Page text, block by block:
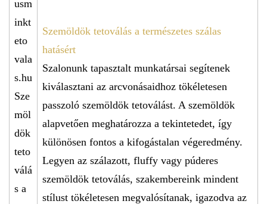
Szemöldök tetoválás a természetes szálas
hatásért
Szalonunk tapasztalt munkatársai segítenek
kiválasztani az arcvonásaidhoz tökéletesen
passzoló szemöldök tetoválást. A szemöldök
alapvetően meghatározza a tekintetedet, így
különösen fontos a kifogástalan végeredmény.
Legyen az szálazott, fluffy vagy púderes
szemöldök tetoválás, szakembereink mindent
stílust tökéletesen megvalósítanak, igazodva az